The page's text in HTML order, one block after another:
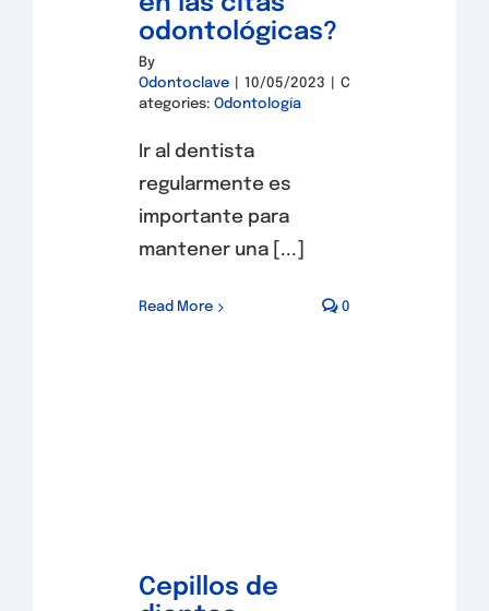
odontológicas?
By
Odontoclave
10/05/2023
C
ategories: Odontología
Ir al dentista
regularmente es
importante para
mantener una [...]
Read More 0
Cepillos de